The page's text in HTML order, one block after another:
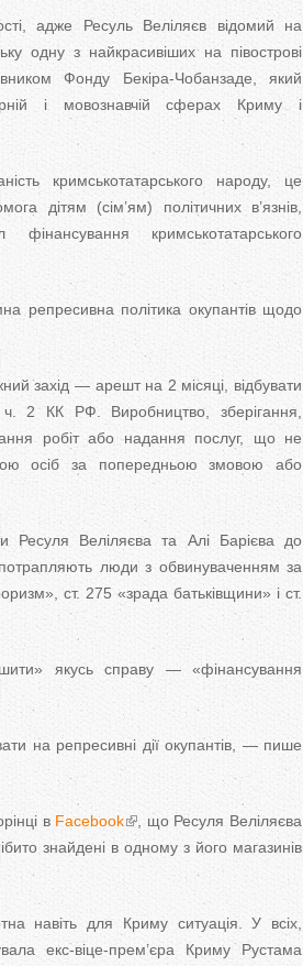
адже Ресуль Веліляєв відомий на
одну з найкрасивіших на півострові
Фонду Бекіра-Чобанзаде, який
і мовознавчій сферах Криму і
кримськотатарського народу, це
дітям (сім’ям) політичних в’язнів,
кримськотатарського
репресивна політика окупантів щодо
захід — арешт на 2 місяці, відбувати
2 КК РФ. Виробництво, зберігання,
робіт або надання послуг, що не
осіб за попередньою змовою або
Веліляєва та Алі Барієва до
люди з обвинуваченням за
ст. 275 «зрада батьківщини» і ст.
якусь справу — «фінансування
на репресивні дії окупантів, — пише
в Facebook
, що Ресуля Веліляєва
знайдені в одному з його магазинів
навіть для Криму ситуація. У всіх,
екс-віце-прем’єра Криму Рустама